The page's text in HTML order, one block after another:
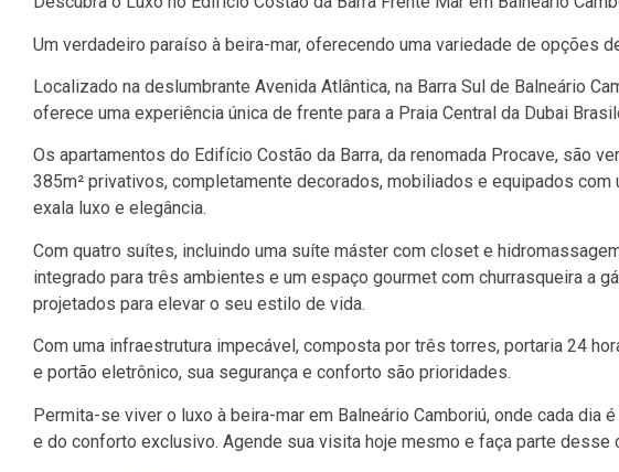
Um verdadeiro paraíso à beira-mar, oferecendo uma variedade de opções
Localizado na deslumbrante Avenida Atlântica, na Barra Sul de Balneário
oferece uma experiência única de frente para a Praia Central da Dubai
Os apartamentos do Edifício Costão da Barra, da renomada Procave, são
385m² privativos, completamente decorados, mobiliados e equipados com
exala luxo e elegância.
Com quatro suítes, incluindo uma suíte máster com closet e
integrado para três ambientes e um espaço gourmet com churrasqueira a
projetados para elevar o seu estilo de vida.
Com uma infraestrutura impecável, composta por três torres, portaria 24
e portão eletrônico, sua segurança e conforto são prioridades.
Permita-se viver o luxo à beira-mar em Balneário Camboriú, onde cada dia
e do conforto exclusivo. Agende sua visita hoje mesmo e faça parte desse